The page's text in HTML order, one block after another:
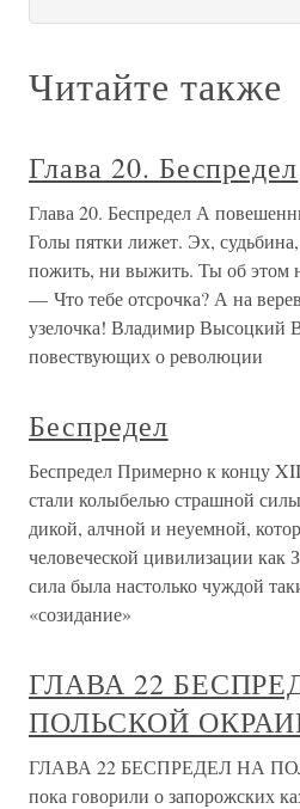
Читайте также
Глава 20. Беспредел
Глава 20. Беспредел А
Голы пятки лижет. Эх,
пожить, ни выжить. Ты об этом
— Что тебе отсрочка? А на
узелочка! Владимир Высоцкий
повествующих о революции
Беспредел
Беспредел Примерно к концу
стали колыбелью страшной
дикой, алчной и неуемной,
человеческой цивилизации как
сила была настолько чуждой
«созидание»
ГЛАВА 22
ПОЛЬСКОЙ
ГЛАВА 22 БЕСПРЕДЕЛ НА
пока говорили о запорожских